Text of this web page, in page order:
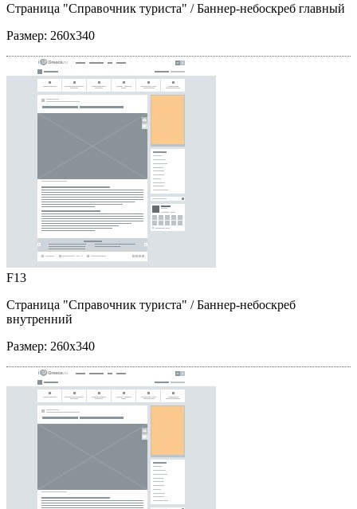
Страница "Справочник туриста" / Баннер-небоскреб главный
Размер: 260x340
F13
Страница "Справочник туриста" / Баннер-небоскреб
внутренний
Размер: 260x340